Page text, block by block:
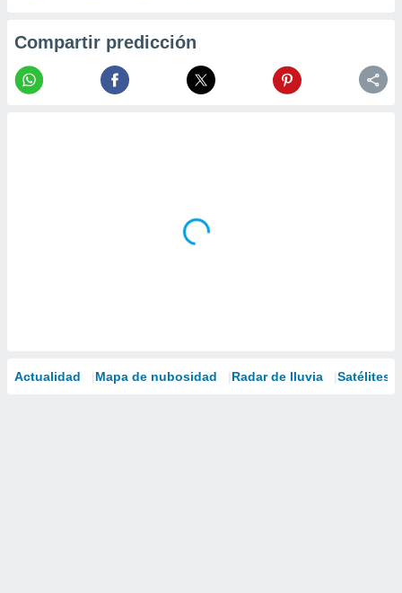
Compartir predicción
Actualidad Mapa de nubosidad Radar de lluvia Satélites